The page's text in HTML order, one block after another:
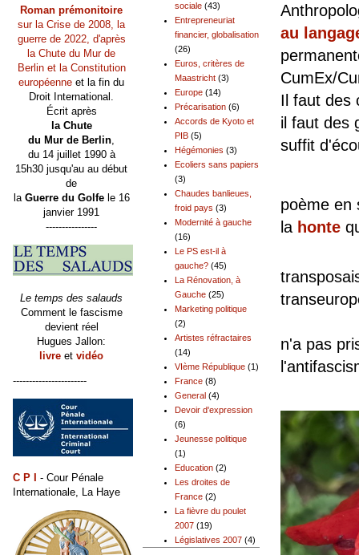
au
CumEx/
Il faut des
il faut des
suffit
poème en
la honte
n'a pas
sociale (43)
Entrepreneuriat
financier, globalisation
(26)
Euros, critères de
Maastricht (3)
Europe (14)
Précarisation (6)
Accords de Kyoto et
PIB (5)
Hégémonies (3)
Ecoliers sans papiers
(3)
Chaudes banlieues,
froid pays (3)
Modernité à gauche
(16)
Le PS est-il à
gauche? (45)
La Rénovation, à
Gauche (25)
Marketing politique
(2)
Artistes réfractaires
(14)
VIème République (1)
France (8)
General (4)
Devoir d'expression
(6)
Jeunesse politique
(1)
Education (2)
Les droites de
France (2)
La fièvre du poulet
2007 (19)
Législatives 2007 (4)
Roman prémonitoire
sur la Crise de 2008, la
guerre de 2022, d'après
la Chute du Mur de
Berlin et la Constitution
européenne et la fin du
Droit International.
Écrit après
la Chute
du Mur de Berlin,
du 14 juillet 1990 à
15h30 jusqu'au au début
de
la Guerre du Golfele 16
janvier 1991
----------------
Le temps des salauds
Comment le fascisme
devient réel
Hugues Jallon:
livre et vidéo
-----------------------
C P I
- Cour Pénale
Internationale, La Haye